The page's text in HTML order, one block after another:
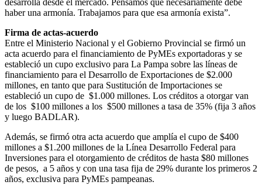
desarrolla desde el mercado. Pensamos que necesariamente debe
haber una armonía. Trabajamos para que esa armonía exista”.
Firma de actas-acuerdo
Entre el Ministerio Nacional y el Gobierno Provincial se firmó un
acta acuerdo para el financiamiento de PyMEs exportadoras y se
estableció un cupo exclusivo para La Pampa sobre las líneas de
financiamiento para el Desarrollo de Exportaciones de $2.000
millones, en tanto que para Sustitución de Importaciones se
estableció un cupo de $1.000 millones. Los créditos a otorgar van
de los $100 millones a los $500 millones a tasa de 35% (fija 3 años
y luego BADLAR).
Además, se firmó otra acta acuerdo que amplía el cupo de $400
millones a $1.200 millones de la Línea Desarrollo Federal para
Inversiones para el otorgamiento de créditos de hasta $80 millones
de pesos, a 5 años y con una tasa fija de 29% durante los primeros 2
años, exclusiva para PyMEs pampeanas.